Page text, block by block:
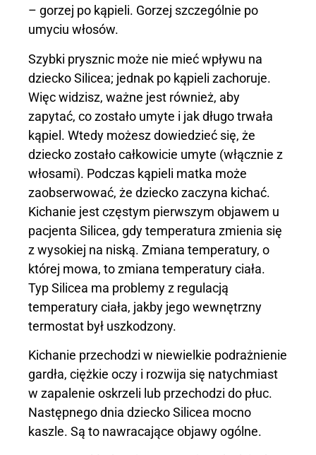
– gorzej po kąpieli. Gorzej szczególnie po
umyciu włosów.
Szybki prysznic może nie mieć wpływu na
dziecko Silicea; jednak po kąpieli zachoruje.
Więc widzisz, ważne jest również, aby
zapytać, co zostało umyte i jak długo trwała
kąpiel. Wtedy możesz dowiedzieć się, że
dziecko zostało całkowicie umyte (włącznie z
włosami). Podczas kąpieli matka może
zaobserwować, że dziecko zaczyna kichać.
Kichanie jest częstym pierwszym objawem u
pacjenta Silicea, gdy temperatura zmienia się
z wysokiej na niską. Zmiana temperatury, o
której mowa, to zmiana temperatury ciała.
Typ Silicea ma problemy z regulacją
temperatury ciała, jakby jego wewnętrzny
termostat był uszkodzony.
Kichanie przechodzi w niewielkie podrażnienie
gardła, ciężkie oczy i rozwija się natychmiast
w zapalenie oskrzeli lub przechodzi do płuc.
Następnego dnia dziecko Silicea mocno
kaszle. Są to nawracające objawy ogólne.